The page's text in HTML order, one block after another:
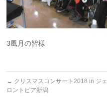
3風月の皆様
← クリスマスコンサート2018 in ジェ
ロントピア新潟